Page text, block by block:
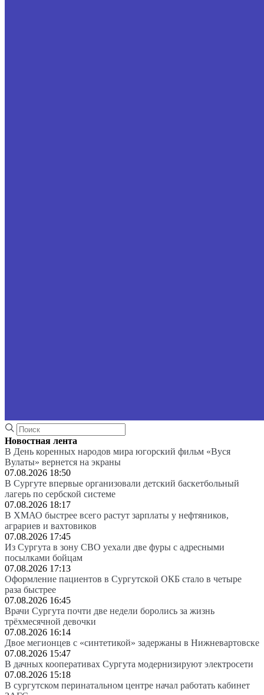
Новостная лента
В День коренных народов мира югорский фильм «Вуся
Вулаты» вернется на экраны
07.08.2026 18:50
В Сургуте впервые организовали детский баскетбольный
лагерь по сербской системе
07.08.2026 18:17
В ХМАО быстрее всего растут зарплаты у нефтяников,
аграриев и вахтовиков
07.08.2026 17:45
Из Сургута в зону СВО уехали две фуры с адресными
посылками бойцам
07.08.2026 17:13
Оформление пациентов в Сургутской ОКБ стало в четыре
раза быстрее
07.08.2026 16:45
Врачи Сургута почти две недели боролись за жизнь
трёхмесячной девочки
07.08.2026 16:14
Двое мегионцев с «синтетикой» задержаны в Нижневартовске
07.08.2026 15:47
В дачных кооперативах Сургута модернизируют электросети
07.08.2026 15:18
В сургутском перинатальном центре начал работать кабинет